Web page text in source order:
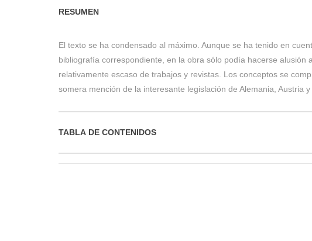
RESUMEN
El texto se ha condensado al máximo. Aunque se ha tenido en
bibliografía correspondiente, en la obra sólo podía hacerse alusión
relativamente escaso de trabajos y revistas. Los conceptos se
somera mención de la interesante legislación de Alemania, Austria y
TABLA DE CONTENIDOS